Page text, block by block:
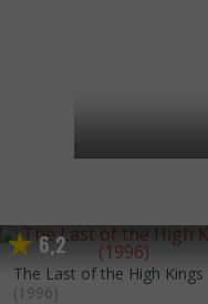
6,2
The Last of the High Kings
(1996)